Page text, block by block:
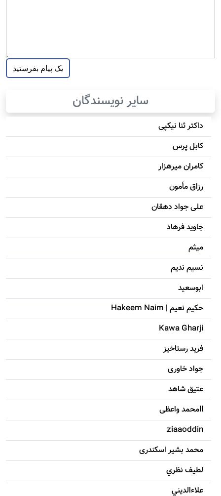
سایر نویسندگان
داکتر ثنا نیکپی
کابل پرس
کامران میرهزار
رزاق مأمون
علی جواد دهقان
جاويد فرهاد
میثم
نسیم ندیم
ابوسعيد
حکيم نعيم | Hakeem Naim
Kawa Gharji
فرید رستاخیز
جواد خاوری
عتیق شاهد
llمحمد واعظی
ziaaoddin
محمد بشیر اسکندری
لطيف نظري
علاءالديني